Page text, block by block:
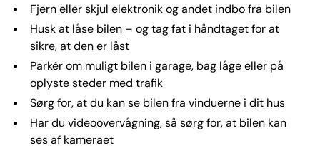
Fjern eller skjul elektronik og andet indbo fra bilen
Husk at låse bilen – og tag fat i håndtaget for at
sikre, at den er låst
Parkér om muligt bilen i garage, bag låge eller på
oplyste steder med trafik
Sørg for, at du kan se bilen fra vinduerne i dit hus
Har du videoovervågning, så sørg for, at bilen kan
ses af kameraet